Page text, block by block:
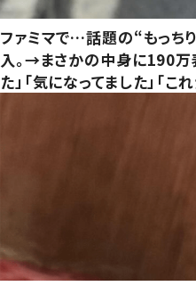
ファミマで…話題の“もっち
入。→まさかの中身に190万
た」「気になってました」「こ